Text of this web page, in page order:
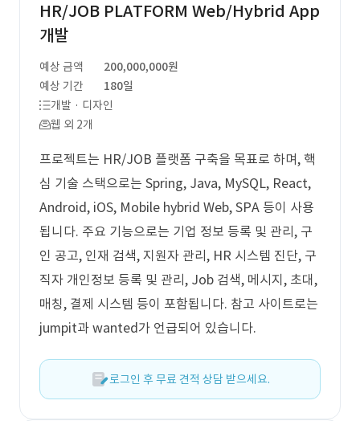
HR/JOB PLATFORM Web/Hybrid App
개발
예상 금액
200,000,000원
예상 기간
180일
개발 · 디자인
웹 외 2개
프로젝트는 HR/JOB 플랫폼 구축을 목표로 하며, 핵
심 기술 스택으로는 Spring, Java, MySQL, React,
Android, iOS, Mobile hybrid Web, SPA 등이 사용
됩니다. 주요 기능으로는 기업 정보 등록 및 관리, 구
인 공고, 인재 검색, 지원자 관리, HR 시스템 진단, 구
직자 개인정보 등록 및 관리, Job 검색, 메시지, 초대,
매칭, 결제 시스템 등이 포함됩니다. 참고 사이트로는
jumpit과 wanted가 언급되어 있습니다.
로그인 후 무료 견적 상담 받으세요.